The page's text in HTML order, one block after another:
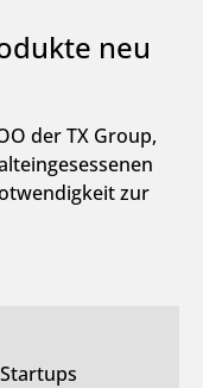
neu
der TX Group,
zur